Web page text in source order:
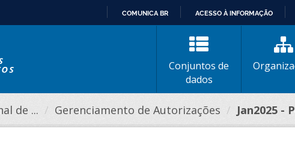
CONTEÚDO
COMUNICA BR ACESSO À INFORMAÇÃO
Conjuntos de
dados
de ... Gerenciamento de Autorizações Jan2025 -